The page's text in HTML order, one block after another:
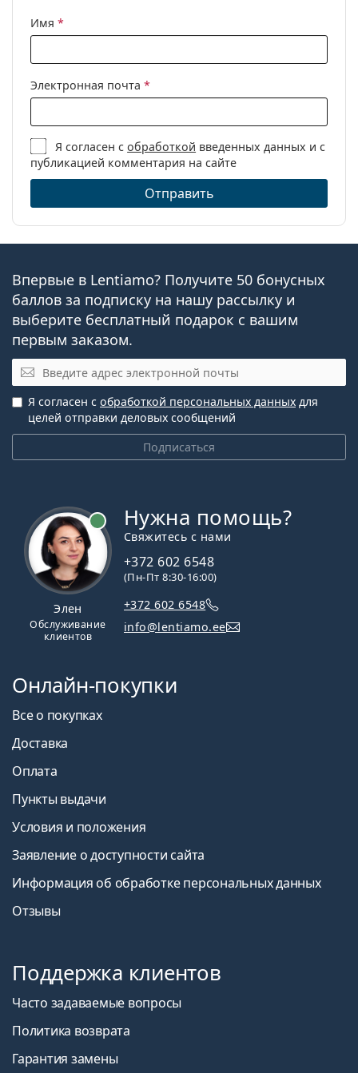
Имя *
Электронная почта *
Я согласен собработкой введенных данных и с
публикацией комментария на сайте
Отправить
Впервые в Lentiamo? Получите 50 бонусных
баллов за подписку на нашу рассылку и
выберите бесплатный подарок с вашим
первым заказом.
Электронная почта
Подписаться
Я согласен с обработкой персональных данных для
целей отправки деловых сообщений
Элен
Обслуживание
клиентов
Нужна помощь?
Свяжитесь с нами
+372 602 6548
(Пн-Пт 8:30-16:00)
+372 602 6548
info@lentiamo.ee
Онлайн-покупки
Все о покупках
Доставка
Оплата
Пункты выдачи
Условия и положения
Заявление о доступности сайта
Информация об обработке персональных данных
Отзывы
Поддержка клиентов
Часто задаваемые вопросы
Политика возврата
Гарантия замены